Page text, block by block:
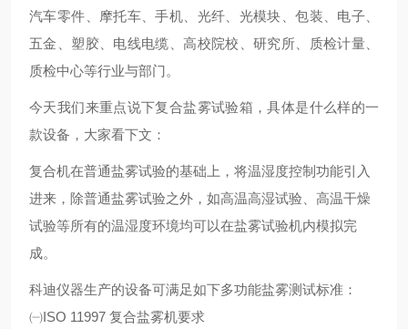
汽车零件、摩托车、手机、光纤、光模块、包装、电子、
五金、塑胶、电线电缆、高校院校、研究所、质检计量、
质检中心等行业与部门。
今天我们来重点说下复合盐雾试验箱，具体是什么样的一
款设备，大家看下文：
复合机在普通盐雾试验的基础上，将温湿度控制功能引入
进来，除普通盐雾试验之外，如高温高湿试验、高温干燥
试验等所有的温湿度环境均可以在盐雾试验机内模拟完
成。
科迪仪器生产的设备可满足如下多功能盐雾测试标准：
㈠ISO 11997 复合盐雾机要求